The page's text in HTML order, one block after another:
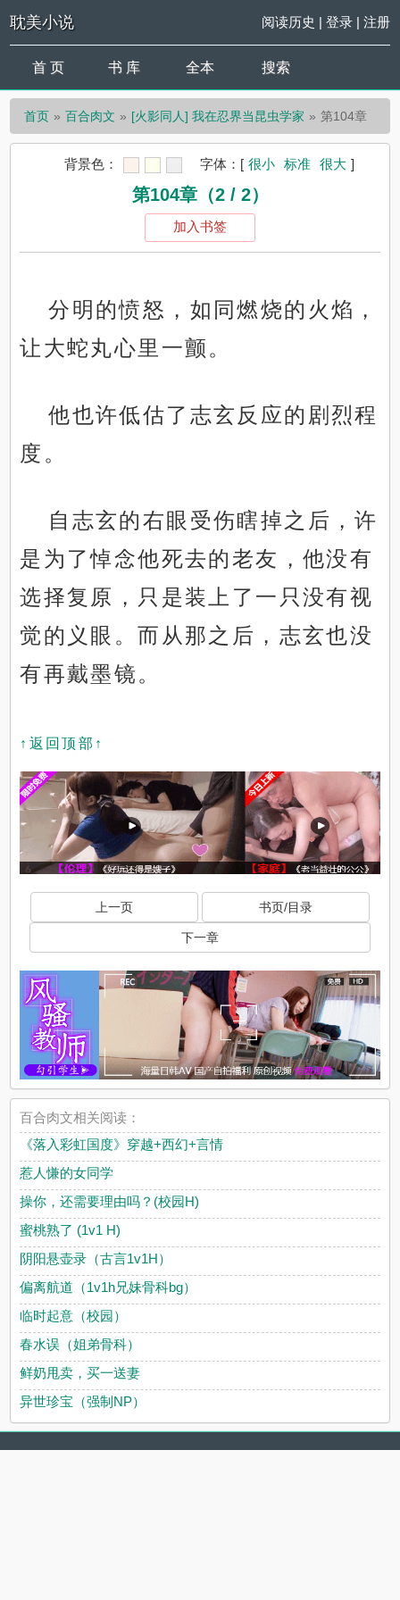
耽美小说 阅读历史 | 登录| 注册
首 页 书 库 全本 搜索
首页 百合肉文 [火影同人] 我在忍界当昆虫学家 第104章
背景色： 字体： [ 很小 标准 很大 ]
第104章（2 / 2）
加入书签
分明的愤怒，如同燃烧的火焰，
让大蛇丸心里一颤。
他也许低估了志玄反应的剧烈程
度。
自志玄的右眼受伤瞎掉之后，许
是为了悼念他死去的老友，他没有
选择复原，只是装上了一只没有视
觉的义眼。而从那之后，志玄也没
有再戴墨镜。
↑返回顶部↑
上一页 书页/目录
下一章
百合肉文相关阅读：
《落入彩虹国度》穿越+西幻+言情
惹人慊的女同学
操你，还需要理由吗？(校园H)
蜜桃熟了 (1v1 H)
阴阳悬壶录（古言1v1H）
偏离航道（1v1h兄妹骨科bg）
临时起意（校园）
春水误（姐弟骨科）
鲜奶甩卖，买一送妻
异世珍宝（强制NP）